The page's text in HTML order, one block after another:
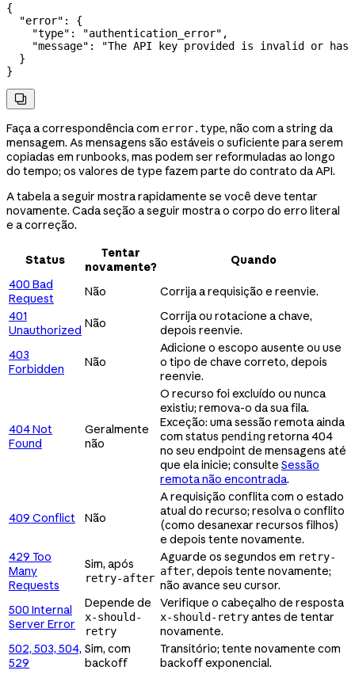
{
  "error"
: {
    "type"
: "authentication_error" ,
    "message"
:
"The API key provided is invalid or has
  }
}

Faça a correspondência com error.type, não com a string da
mensagem. As mensagens são estáveis o suficiente para serem
copiadas em runbooks, mas podem ser reformuladas ao longo
do tempo; os valores de type fazem parte do contrato da API.
A tabela a seguir mostra rapidamente se você deve tentar
novamente. Cada seção a seguir mostra o corpo do erro literal
e a correção.
Status
Tentar
novamente?
Quando
400 Bad
Request
Não
Corrija a requisição e reenvie.
401
Unauthorized Não
Corrija ou rotacione a chave,
depois reenvie.
403
Forbidden
Não
Adicione o escopo ausente ou use
o tipo de chave correto, depois
reenvie.
404 Not
Found
Geralmente
não
O recurso foi excluído ou nunca
existiu; remova-o da sua fila.
Exceção: uma sessão remota ainda
com status pendingretorna 404
no seu endpoint de mensagens até
que ela inicie; consulte Sessão
remota não encontrada.
409 Conflict Não
A requisição conflita com o estado
atual do recurso; resolva o conflito
(como desanexar recursos filhos)
e depois tente novamente.
429 Too
Many
Requests
Sim, após
retry-after
Aguarde os segundos em retry-
after, depois tente novamente;
não avance seu cursor.
500 Internal
Server Error
Depende de
x-should-
retry
Verifique o cabeçalho de resposta
x-should-retryantes de tentar
novamente.
502, 503, 504,
529
Sim, com
backoff
Transitório; tente novamente com
backoff exponencial.